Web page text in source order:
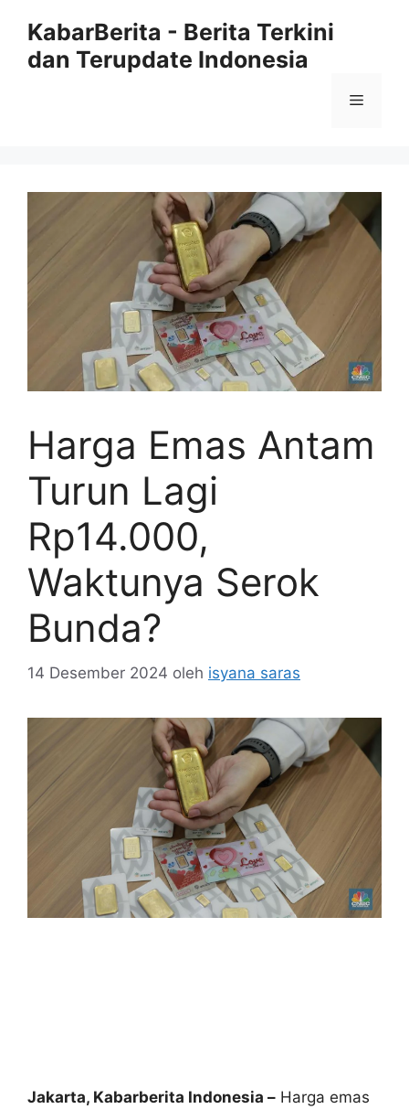
KabarBerita - Berita Terkini
dan Terupdate Indonesia
Menu
Harga Emas Antam
Turun Lagi
Rp14.000,
Waktunya Serok
Bunda?
14 Desember 2024 oleh isyana saras
Jakarta, Kabarberita Indonesia – Harga emas